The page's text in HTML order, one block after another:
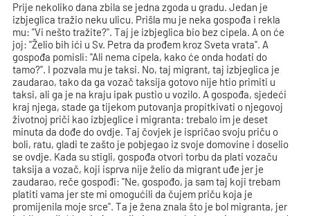
Prije nekoliko dana zbila se jedna zgoda u gradu. Jedan je
izbjeglica tražio neku ulicu. Prišla mu je neka gospođa i rekla
mu: "Vi nešto tražite?". Taj je izbjeglica bio bez cipela. A on će
joj: "Želio bih ići u Sv. Petra da prođem kroz Sveta vrata". A
gospođa pomisli: "Ali nema cipela, kako će onda hodati do
tamo?". I pozvala mu je taksi. No, taj migrant, taj izbjeglica je
zaudarao, tako da ga vozač taksija gotovo nije htio primiti u
taksi, ali ga je na kraju ipak pustio u vozilo. A gospođa, sjedeći
kraj njega, stade ga tijekom putovanja propitkivati o njegovoj
životnoj priči kao izbjeglice i migranta: trebalo im je deset
minuta da dođe do ovdje. Taj čovjek je ispričao svoju priču o
boli, ratu, gladi te zašto je pobjegao iz svoje domovine i doselio
se ovdje. Kada su stigli, gospođa otvori torbu da plati vozaču
taksija a vozač, koji isprva nije želio da migrant uđe jer je
zaudarao, reče gospođi: "Ne, gospođo, ja sam taj koji trebam
platiti vama jer ste mi omogućili da čujem priču koja je
promijenila moje srce". Ta je žena znala što je bol migranta, jer